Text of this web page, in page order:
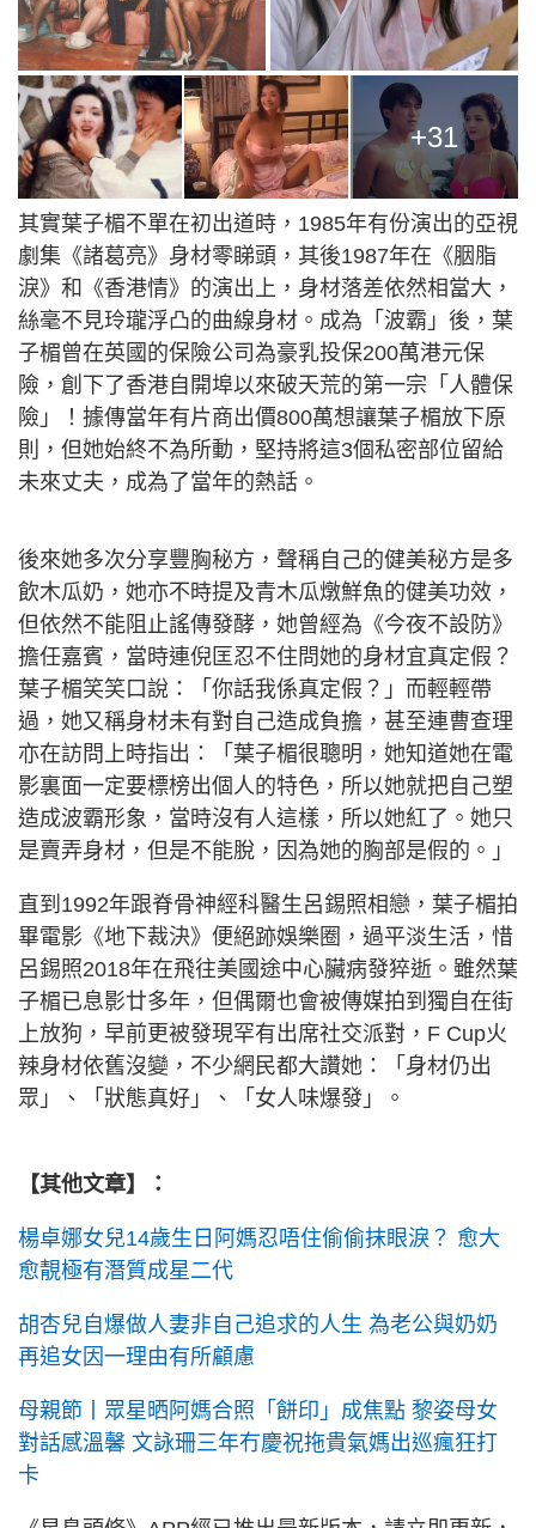
+31
其實葉子楣不單在初出道時，1985年有份演出的亞視
劇集《諸葛亮》身材零睇頭，其後1987年在《胭脂
淚》和《香港情》的演出上，身材落差依然相當大，
絲毫不見玲瓏浮凸的曲線身材。成為「波霸」後，葉
子楣曾在英國的保險公司為豪乳投保200萬港元保
險，創下了香港自開埠以來破天荒的第一宗「人體保
險」！據傳當年有片商出價800萬想讓葉子楣放下原
則，但她始終不為所動，堅持將這3個私密部位留給
未來丈夫，成為了當年的熱話。
後來她多次分享豐胸秘方，聲稱自己的健美秘方是多
飲木瓜奶，她亦不時提及青木瓜燉鮮魚的健美功效，
但依然不能阻止謠傳發酵，她曾經為《今夜不設防》
擔任嘉賓，當時連倪匡忍不住問她的身材宜真定假？
葉子楣笑笑口說：「你話我係真定假？」而輕輕帶
過，她又稱身材未有對自己造成負擔，甚至連曹查理
亦在訪問上時指出：「葉子楣很聰明，她知道她在電
影裏面一定要標榜出個人的特色，所以她就把自己塑
造成波霸形象，當時沒有人這樣，所以她紅了。她只
是賣弄身材，但是不能脫，因為她的胸部是假的。」
直到1992年跟脊骨神經科醫生呂錫照相戀，葉子楣拍
畢電影《地下裁決》便絕跡娛樂圈，過平淡生活，惜
呂錫照2018年在飛往美國途中心臟病發猝逝。雖然葉
子楣已息影廿多年，但偶爾也會被傳媒拍到獨自在街
上放狗，早前更被發現罕有出席社交派對，F Cup火
辣身材依舊沒變，不少網民都大讚她：「身材仍出
眾」、「狀態真好」、「女人味爆發」。
【其他文章】：
楊卓娜女兒14歲生日阿媽忍唔住偷偷抹眼淚？ 愈大
愈靚極有潛質成星二代
胡杏兒自爆做人妻非自己追求的人生 為老公與奶奶
再追女因一理由有所顧慮
母親節丨眾星晒阿媽合照「餅印」成焦點 黎姿母女
對話感溫馨 文詠珊三年冇慶祝拖貴氣媽出巡瘋狂打
卡